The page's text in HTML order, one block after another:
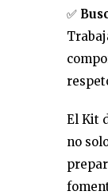
✅
El Kit
no